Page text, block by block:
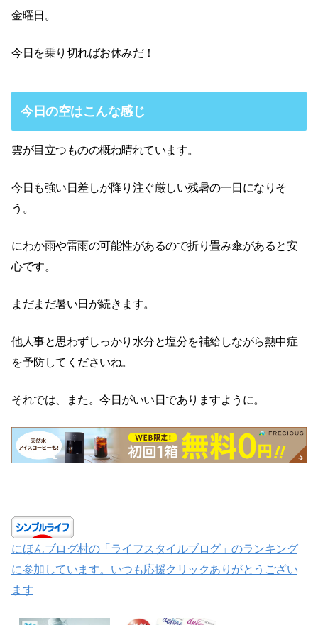
金曜日。
今日を乗り切ればお休みだ！
今日の空はこんな感じ
雲が目立つものの概ね晴れています。
今日も強い日差しが降り注ぐ厳しい残暑の一日になりそ
う。
にわか雨や雷雨の可能性があるので折り畳み傘があると安
心です。
まだまだ暑い日が続きます。
他人事と思わずしっかり水分と塩分を補給しながら熱中症
を予防してくださいね。
それでは、また。今日がいい日でありますように。
にほんブログ村の「ライフスタイルブログ」のランキング
に参加しています。いつも応援クリックありがとうござい
ます